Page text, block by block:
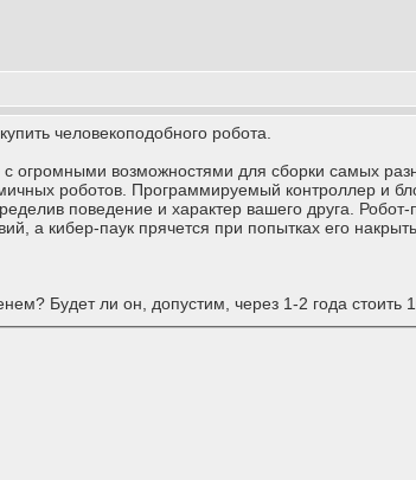
человекоподобного робота.
огромными возможностями для сборки самых
роботов. Программируемый контроллер и
поведение и характер вашего друга. Робот-
а кибер-паук прячется при попытках его накрыть.
Будет ли он, допустим, через 1-2 года стоить